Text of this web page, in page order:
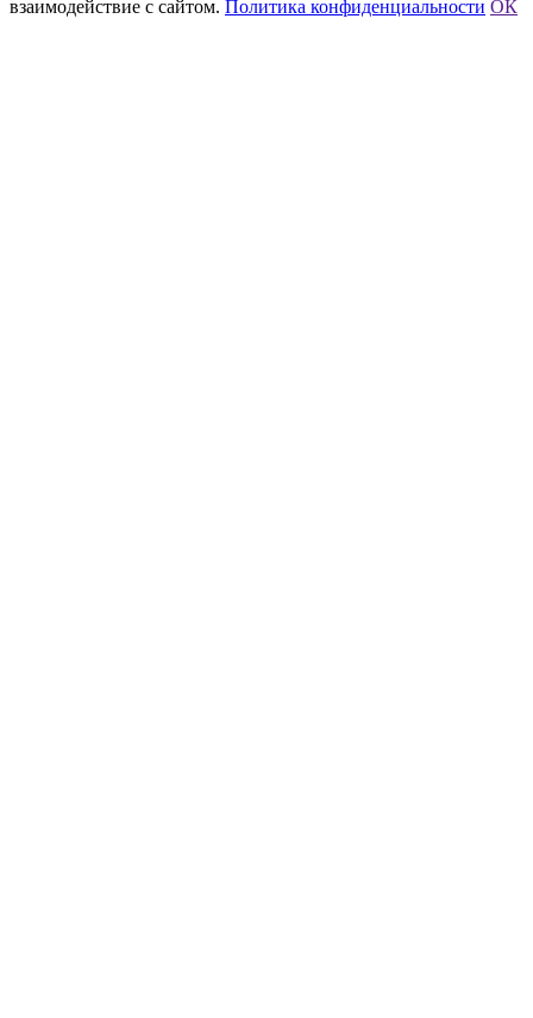
взаимодействие с сайтом. Политика конфиденциальности ОК